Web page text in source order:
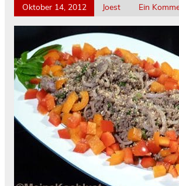
Oktober 14, 2012 Joest Ein